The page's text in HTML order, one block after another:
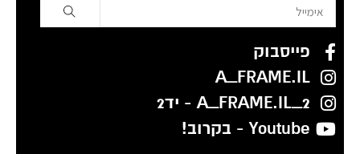
פייסבוק
A_FRAME.IL
A_FRAME.IL_2 - יד2
Youtube - בקרוב!